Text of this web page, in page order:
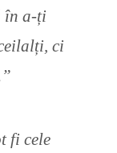
în a-ți
ci
fi cele